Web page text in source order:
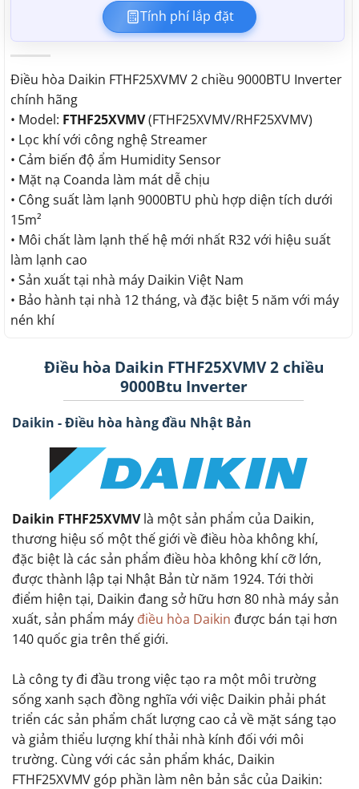
Tính phí lắp đặt
Điều hòa Daikin FTHF25XVMV 2 chiều 9000BTU Inverter
chính hãng
• Model: FTHF25XVMV(FTHF25XVMV/RHF25XVMV)
• Lọc khí với công nghệ Streamer
• Cảm biến độ ẩm Humidity Sensor
• Mặt nạ Coanda làm mát dễ chịu
• Công suất làm lạnh 9000BTU phù hợp diện tích dưới
15m²
• Môi chất làm lạnh thế hệ mới nhất R32 với hiệu suất
làm lạnh cao
• Sản xuất tại nhà máy Daikin Việt Nam
• Bảo hành tại nhà 12 tháng, và đặc biệt 5 năm với máy
nén khí
Điều hòa Daikin FTHF25XVMV 2 chiều
9000Btu Inverter
Daikin - Điều hòa hàng đầu Nhật Bản
Daikin FTHF25XVMVlà một sản phẩm của Daikin,
thương hiệu số một thế giới về điều hòa không khí,
đặc biệt là các sản phẩm điều hòa không khí cỡ lớn,
được thành lập tại Nhật Bản từ năm 1924. Tới thời
điểm hiện tại, Daikin đang sở hữu hơn 80 nhà máy sản
xuất, sản phẩm máy điều hòa Daikin được bán tại hơn
140 quốc gia trên thế giới.
Là công ty đi đầu trong việc tạo ra một môi trường
sống xanh sạch đồng nghĩa với việc Daikin phải phát
triển các sản phẩm chất lượng cao cả về mặt sáng tạo
và giảm thiểu lượng khí thải nhà kính đối với môi
trường. Cùng với các sản phẩm khác, Daikin
FTHF25XVMV góp phần làm nên bản sắc của Daikin: